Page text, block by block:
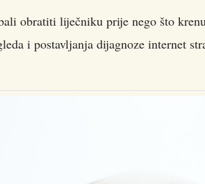
obratiti liječniku prije nego što
i postavljanja dijagnoze internet